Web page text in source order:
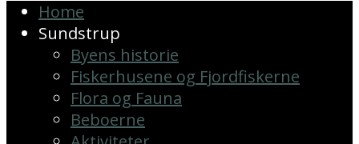
Home
Sundstrup
Byens historie
Fiskerhusene og Fjordfiskerne
Flora og Fauna
Beboerne